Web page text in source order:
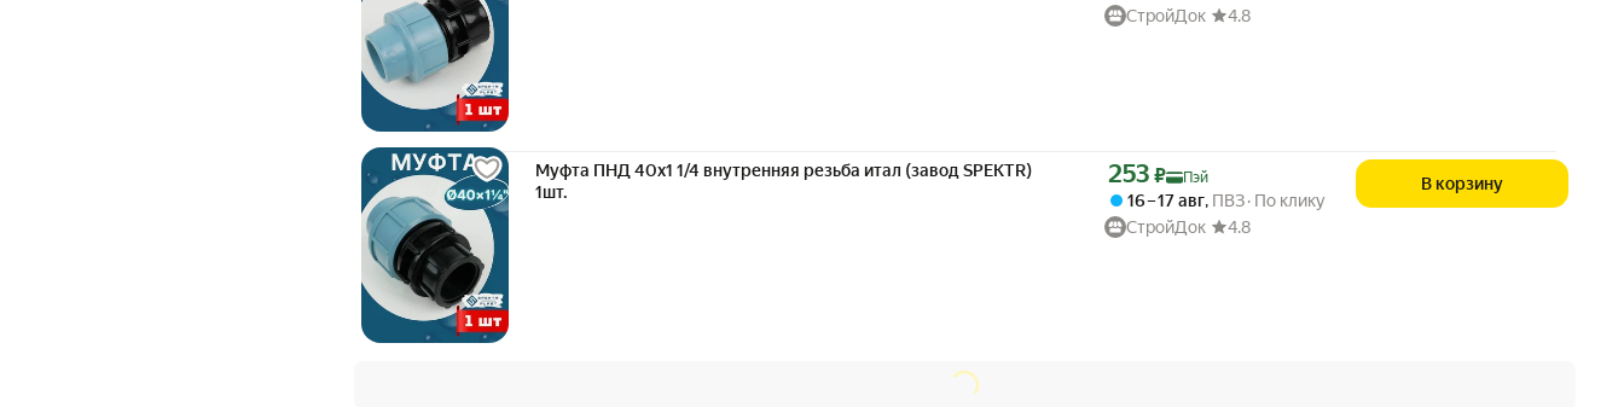
СтройДок
4.8
Муфта ПНД 40х1 1/4 внутренняя резьба итал (завод SPEKTR)
1шт.
Цена с картой Яндекс Пэй 253 ₽ вместо
253 ₽ Пэй
16 – 17 авг, ПВЗ По клику
СтройДок
4.8
В корзину